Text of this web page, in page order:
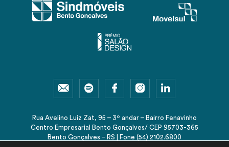
Rua Avelino Luiz Zat, 95 – 3º andar – Bairro Fenavinho
Centro Empresarial Bento Gonçalves/ CEP 95703-365
Bento Gonçalves – RS | Fone (54) 2102.6800